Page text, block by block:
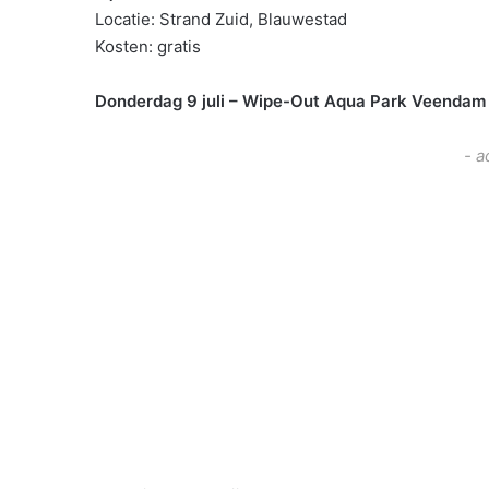
Locatie: Strand Zuid, Blauwestad
Kosten: gratis
Donderdag 9 juli – Wipe-Out Aqua Park Veendam
-